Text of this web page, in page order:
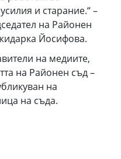
и старание.“ –
на Районен
Йосифова.
на медиите,
на Районен съд –
на
на съда.